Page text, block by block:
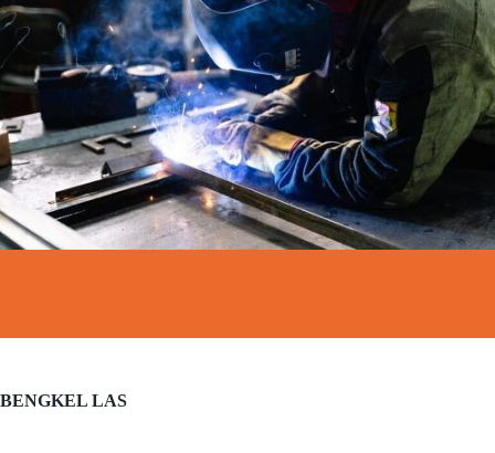
BENGKEL LAS